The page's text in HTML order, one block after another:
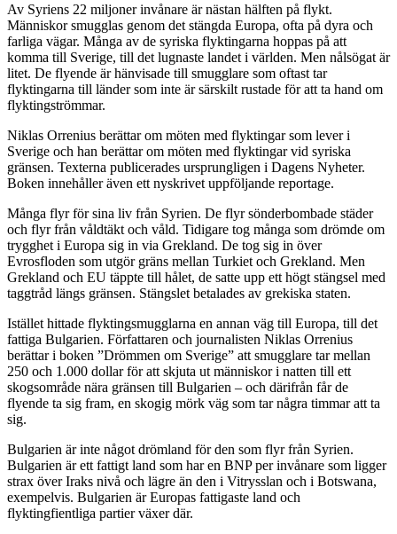
Av Syriens 22 miljoner invånare är nästan hälften på flykt.
Människor smugglas genom det stängda Europa, ofta på dyra och
farliga vägar. Många av de syriska flyktingarna hoppas på att
komma till Sverige, till det lugnaste landet i världen. Men nålsögat är
litet. De flyende är hänvisade till smugglare som oftast tar
flyktingarna till länder som inte är särskilt rustade för att ta hand om
flyktingströmmar.
Niklas Orrenius berättar om möten med flyktingar som lever i
Sverige och han berättar om möten med flyktingar vid syriska
gränsen. Texterna publicerades ursprungligen i Dagens Nyheter.
Boken innehåller även ett nyskrivet uppföljande reportage.
Många flyr för sina liv från Syrien. De flyr sönderbombade städer
och flyr från våldtäkt och våld. Tidigare tog många som drömde om
trygghet i Europa sig in via Grekland. De tog sig in över
Evrosfloden som utgör gräns mellan Turkiet och Grekland. Men
Grekland och EU täppte till hålet, de satte upp ett högt stängsel med
taggtråd längs gränsen. Stängslet betalades av grekiska staten.
Istället hittade flyktingsmugglarna en annan väg till Europa, till det
fattiga Bulgarien. Författaren och journalisten Niklas Orrenius
berättar i boken ”Drömmen om Sverige” att smugglare tar mellan
250 och 1.000 dollar för att skjuta ut människor i natten till ett
skogsområde nära gränsen till Bulgarien – och därifrån får de
flyende ta sig fram, en skogig mörk väg som tar några timmar att ta
sig.
Bulgarien är inte något drömland för den som flyr från Syrien.
Bulgarien är ett fattigt land som har en BNP per invånare som ligger
strax över Iraks nivå och lägre än den i Vitrysslan och i Botswana,
exempelvis. Bulgarien är Europas fattigaste land och
flyktingfientliga partier växer där.